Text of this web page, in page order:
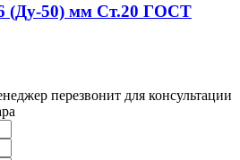
(Ду-50) мм Ст.20 ГОСТ
перезвонит для консультации